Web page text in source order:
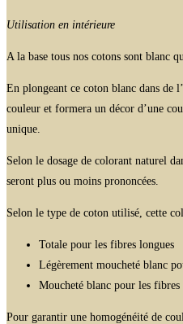
Utilisation en intérieure
A la base tous nos cotons sont blanc
En plongeant ce coton blanc dans de
couleur et formera un décor d’une
unique.
Selon le dosage de colorant naturel
seront plus ou moins prononcées.
Selon le type de coton utilisé, cette
Totale pour les fibres longues
Légèrement moucheté blanc
Moucheté blanc pour les fibres
Pour garantir une homogénéité de